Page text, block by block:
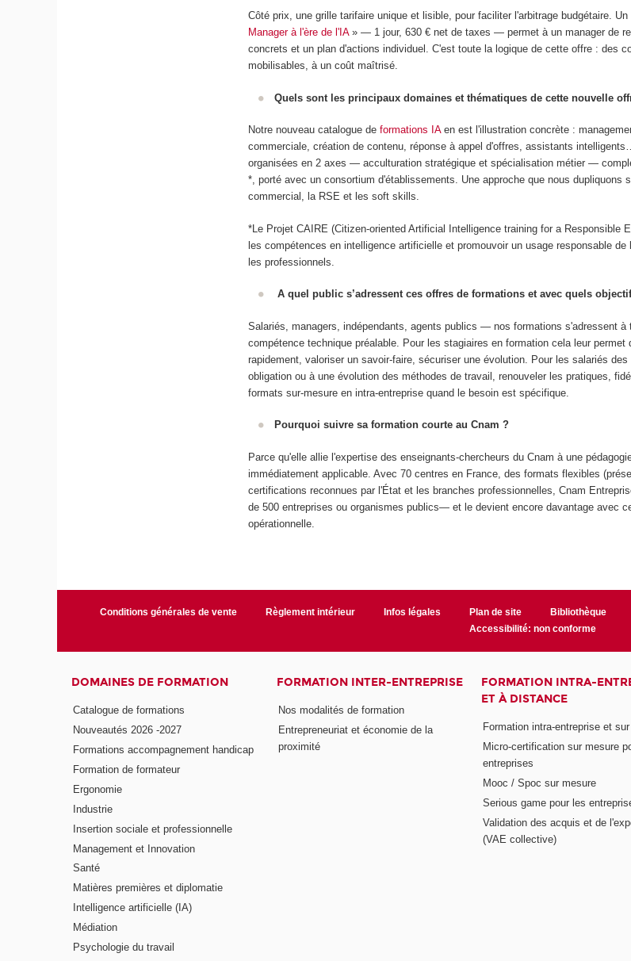
Côté prix, une grille tarifaire unique et lisible, pour faciliter l'arbitrage budgétaire.
Manager à l'ère de l'IA» — 1 jour, 630 € net de taxes — permet à un manager de
concrets et un plan d'actions individuel. C'est toute la logique de cette offre : des
mobilisables, à un coût maîtrisé.
Quels sont les principaux domaines et thématiques de cette nouvelle
Notre nouveau catalogue de formations IAen est l'illustration concrète :
commerciale, création de contenu, réponse à appel d'offres, assistants
organisées en 2 axes — acculturation stratégique et spécialisation métier —
*, porté avec un consortium d'établissements. Une approche que nous dupliquons
commercial, la RSE et les soft skills.
*Le Projet CAIRE (Citizen-oriented Artificial Intelligence training for a Responsible
les compétences en intelligence artificielle et promouvoir un usage responsable
les professionnels.
A quel public s’adressent ces offres de formations et avec quels
Salariés, managers, indépendants, agents publics — nos formations s'adressent
compétence technique préalable. Pour les stagiaires en formation cela leur permet
rapidement, valoriser un savoir-faire, sécuriser une évolution. Pour les salariés
obligation ou à une évolution des méthodes de travail, renouveler les pratiques,
formats sur-mesure en intra-entreprise quand le besoin est spécifique.
Pourquoi suivre sa formation courte au Cnam ?
Parce qu'elle allie l'expertise des enseignants-chercheurs du Cnam à une
immédiatement applicable. Avec 70 centres en France, des formats flexibles
certifications reconnues par l'État et les branches professionnelles, Cnam
de 500 entreprises ou organismes publics— et le devient encore davantage avec
opérationnelle.
Conditions générales de vente Règlement intérieur Infos légales Plan de site Bibliothèque
Accessibilité: non conforme
DOMAINES DE FORMATION
Catalogue de formations
Nouveautés 2026 -2027
Formations accompagnement handicap
Formation de formateur
Ergonomie
Industrie
Insertion sociale et professionnelle
Management et Innovation
Santé
Matières premières et diplomatie
Intelligence artificielle (IA)
Médiation
Psychologie du travail
FORMATION INTER-ENTREPRISE
Nos modalités de formation
Entrepreneuriat et économie de la
proximité
FORMATION INTRA-
ET À DISTANCE
Formation intra-entreprise et
Micro-certification sur mesure
entreprises
Mooc / Spoc sur mesure
Serious game pour les
Validation des acquis et de
(VAE collective)